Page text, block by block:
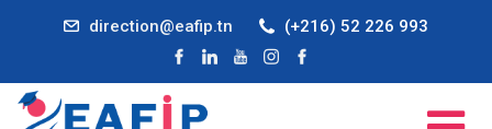
direction@eafip.tn (+216) 52 226 993